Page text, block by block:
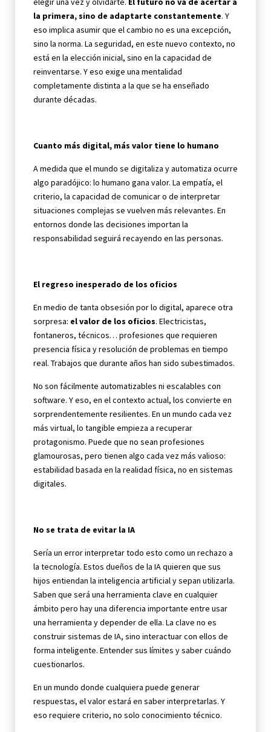
la primera, sino de adaptarte constantemente. Y
eso implica asumir que el cambio no es una excepción,
sino la norma. La seguridad, en este nuevo contexto, no
está en la elección inicial, sino en la capacidad de
reinventarse. Y eso exige una mentalidad
completamente distinta a la que se ha enseñado
durante décadas.
Cuanto más digital, más valor tiene lo humano
A medida que el mundo se digitaliza y automatiza ocurre
algo paradójico: lo humano gana valor. La empatía, el
criterio, la capacidad de comunicar o de interpretar
situaciones complejas se vuelven más relevantes. En
entornos donde las decisiones importan la
responsabilidad seguirá recayendo en las personas.
El regreso inesperado de los oficios
En medio de tanta obsesión por lo digital, aparece otra
sorpresa: el valor de los oficios. Electricistas,
fontaneros, técnicos… profesiones que requieren
presencia física y resolución de problemas en tiempo
real. Trabajos que durante años han sido subestimados.
No son fácilmente automatizables ni escalables con
software. Y eso, en el contexto actual, los convierte en
sorprendentemente resilientes. En un mundo cada vez
más virtual, lo tangible empieza a recuperar
protagonismo. Puede que no sean profesiones
glamourosas, pero tienen algo cada vez más valioso:
estabilidad basada en la realidad física, no en sistemas
digitales.
No se trata de evitar la IA
Sería un error interpretar todo esto como un rechazo a
la tecnología. Estos dueños de la IA quieren que sus
hijos entiendan la inteligencia artificial y sepan utilizarla.
Saben que será una herramienta clave en cualquier
ámbito pero hay una diferencia importante entre usar
una herramienta y depender de ella. La clave no es
construir sistemas de IA, sino interactuar con ellos de
forma inteligente. Entender sus límites y saber cuándo
cuestionarlos.
En un mundo donde cualquiera puede generar
respuestas, el valor estará en saber interpretarlas. Y
eso requiere criterio, no solo conocimiento técnico.